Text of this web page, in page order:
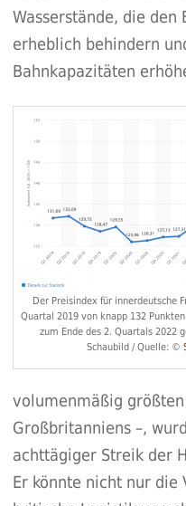
Wasserstände, die den
erheblich behindern
Bahnkapazitäten
Der Preisindex für innerdeutsche
Quartal 2019 von knapp 132
zum Ende des 2. Quartals 2022
Schaubild / Quelle: ©
volumenmäßig
Großbritanniens –,
achttägiger Streik der
Er könnte nicht nur die